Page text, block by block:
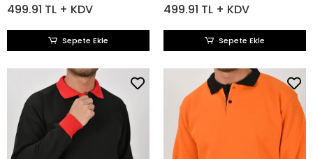
499.91 TL + KDV
Sepete Ekle
499.91 TL + KDV
Sepete Ekle